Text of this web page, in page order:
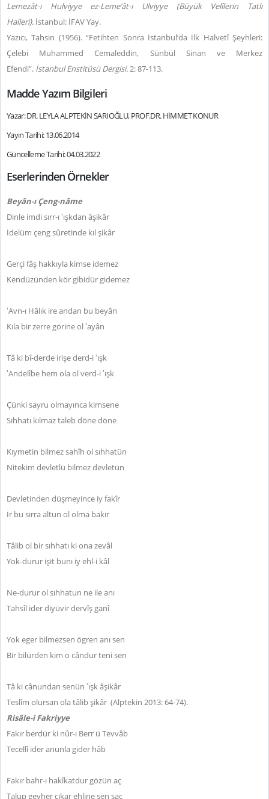
Lemezât-ı Hulviyye ez-Leme’ât-ı Ulviyye (Büyük Velîlerin Tatlı
Halleri). İstanbul: İFAV Yay.
Yazıcı, Tahsin (1956). “Fetihten Sonra İstanbul’da İlk Halvetî Şeyhleri:
Çelebi Muhammed Cemaleddin, Sünbül Sinan ve Merkez
Efendi”. İstanbul Enstitüsü Dergisi.2: 87-113.
Madde Yazım Bilgileri
Yazar: DR. LEYLA ALPTEKİN SARIOĞLU, PROF.DR. HİMMET KONUR
Yayın Tarihi: 13.06.2014
Güncelleme Tarihi: 04.03.2022
Eserlerinden Örnekler
Beyân-ı Çeng-nâme
Dinle imdi sırr-ı ‛ışkdan âşikâr
İdelüm çeng sûretinde kıl şikâr
Gerçi fâş hakkıyla kimse idemez
Kendüzünden kör gibidür gidemez
‛Avn-ı Hâlık ire andan bu beyân
Kıla bir zerre görine ol ‛ayân
Tâ ki bî-derde irişe derd-i ‛ışk
‛Andelîbe hem ola ol verd-i ‛ışk
Çünki sayru olmayınca kimsene
Sıhhatı kılmaz taleb döne döne
Kıymetin bilmez sahîh ol sıhhatün
Nitekim devletlü bilmez devletün
Devletinden düşmeyince iy fakîr
İr bu sırra altun ol olma bakır
Tâlib ol bir sıhhatı ki ona zevâl
Yok-durur işit bunı iy ehl-i kâl
Ne-durur ol sıhhatun ne ile anı
Tahsîl ider diyüvir dervîş ganî
Yok eger bilmezsen ögren anı sen
Bir bilürden kim o cândur teni sen
Tâ ki cânundan senün ‛ışk âşikâr
Teslîm olursan ola tâlib şikâr (Alptekin 2013: 64-74).
Risâle-i Fakriyye
Fakır berdür ki nûr-ı Berr ü Tevvâb
Tecellî ider anunla gider hâb
Fakır bahr-ı hakîkatdur gözün aç
Talup gevher çıkar ehline sen saç